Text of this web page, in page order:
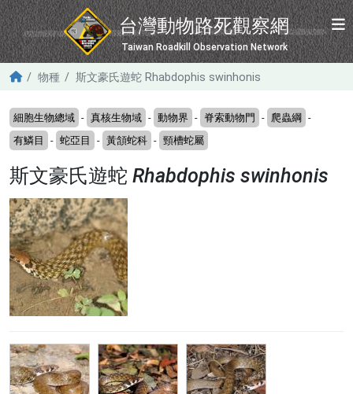
移至主內容
台灣動物路死觀察網
Taiwan Roadkill Observation Network
物種 斯文豪氏遊蛇 Rhabdophis swinhonis
細胞生物總域 - 真核生物域 - 動物界 - 脊索動物門 - 爬蟲綱 -
有鱗目
- 蛇亞目 - 黃頷蛇科 - 頸槽蛇屬
斯文豪氏遊蛇 Rhabdophis swinhonis